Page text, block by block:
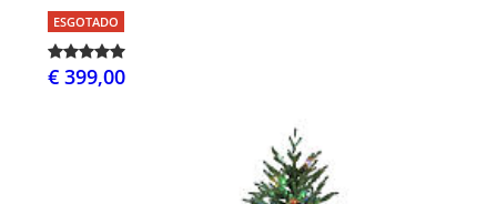
ESGOTADO
€ 399,00